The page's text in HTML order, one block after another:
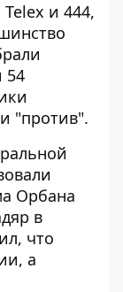
Telex и 444,
54
"против".
Орбана
в
что
а